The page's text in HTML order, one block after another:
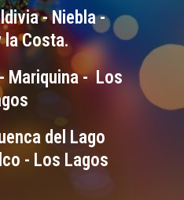
- Niebla -
la Costa.
Mariquina - Los
del Lago
- Los Lagos